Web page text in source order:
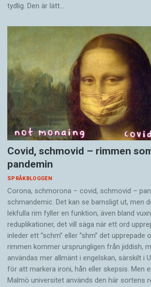
tydlig. Den är lätt…
Covid, schmovid – rimmen
pandemin
SPRÅKBLOGGEN
Corona, schmorona – covid, schmovid –
schmandemic. Det kan se barnsligt ut, men
lekfulla rim fyller en funktion, även bland
reduplikationer, det vill säga när ett ord
inleder ett ”schm” eller ”shm” det upprepade
rimmen kommer ursprungligen från jiddish,
användas mer allmänt i engelskan, särskilt i
för att markera ironi, hån eller skepsis. Men
Malmö universitet används den här sortens